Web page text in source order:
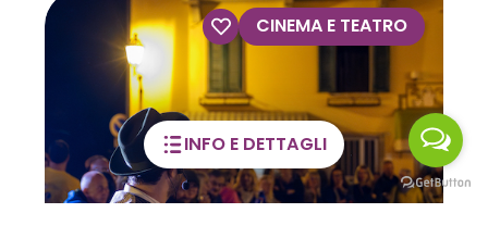
INFO E DETTAGLI
VISITE GUIDATE